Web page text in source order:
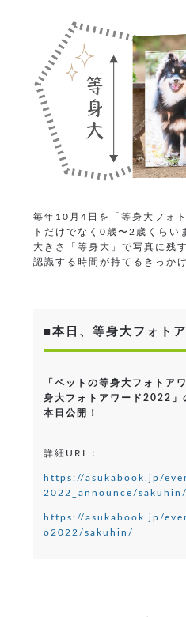
毎年10月4日を「等身大フォ
トだけでなく0歳〜2歳くらい
大きさ「等身大」で写真に残
認識する時間が持てるきっか
■本日、等身大フォト
「ペットの等身大フォトア
身大フォトアワード2022」
本日公開！
詳細URL：
https://asukabook.jp/
2022_announce/sakuhin/
https://asukabook.jp/
o2022/sakuhin/